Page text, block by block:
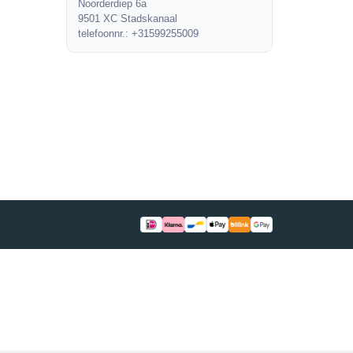
Noorderdiep 6a
9501 XC Stadskanaal
telefoonnr.: +31599255009